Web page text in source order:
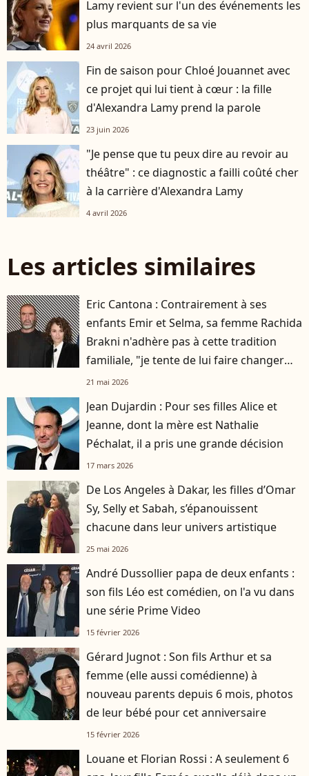
Lamy revient sur l'un des événements les
plus marquants de sa vie
24 avril 2026
Fin de saison pour Chloé Jouannet avec
ce projet qui lui tient à cœur : la fille
d'Alexandra Lamy prend la parole
23 juin 2026
"Je pense que tu peux dire au revoir au
théâtre" : ce diagnostic a failli coûté cher
à la carrière d'Alexandra Lamy
4 avril 2026
Les articles similaires
Eric Cantona : Contrairement à ses
enfants Emir et Selma, sa femme Rachida
Brakni n'adhère pas à cette tradition
familiale, "je tente de lui faire changer
d'avis"
21 mai 2026
Jean Dujardin : Pour ses filles Alice et
Jeanne, dont la mère est Nathalie
Péchalat, il a pris une grande décision
17 mars 2026
De Los Angeles à Dakar, les filles d’Omar
Sy, Selly et Sabah, s’épanouissent
chacune dans leur univers artistique
25 mai 2026
André Dussollier papa de deux enfants :
son fils Léo est comédien, on l'a vu dans
une série Prime Video
15 février 2026
Gérard Jugnot : Son fils Arthur et sa
femme (elle aussi comédienne) à
nouveau parents depuis 6 mois, photos
de leur bébé pour cet anniversaire
15 février 2026
Louane et Florian Rossi : A seulement 6